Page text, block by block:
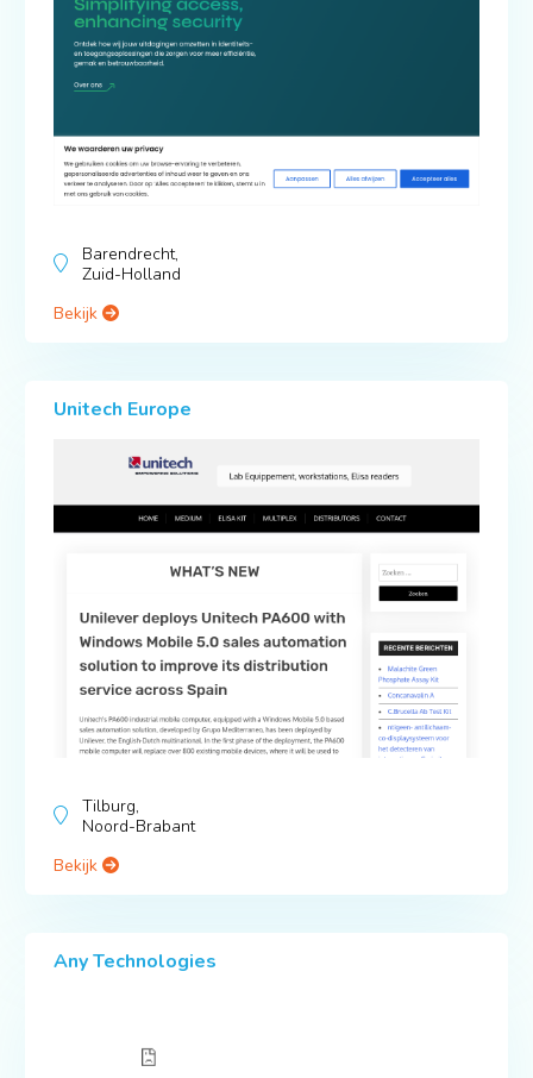
Barendrecht,
Zuid-Holland
Bekijk
Unitech Europe
Tilburg,
Noord-Brabant
Bekijk
Any Technologies